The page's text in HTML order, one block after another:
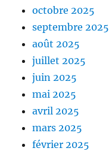
octobre 2025
septembre 2025
août 2025
juillet 2025
juin 2025
mai 2025
avril 2025
mars 2025
février 2025